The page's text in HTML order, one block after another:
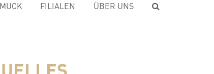
FILIALEN ÜBER UNS